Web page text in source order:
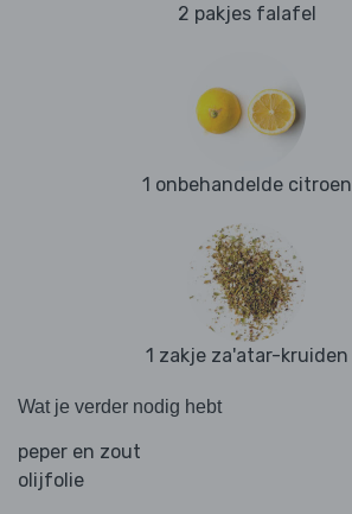
2 pakjes falafel
1 onbehandelde citroen
1 zakje za'atar-kruiden
Wat je verder nodig hebt
peper en zout
olijfolie